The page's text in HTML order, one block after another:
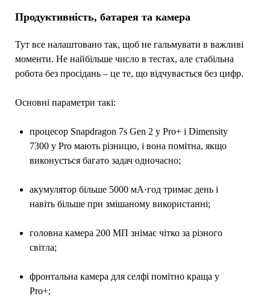
Продуктивність, батарея та камера
Тут все налаштовано так, щоб не гальмувати в важливі
моменти. Не найбільше число в тестах, але стабільна
робота без просідань – це те, що відчувається без цифр.
Основні параметри такі:
процесор Snapdragon 7s Gen 2 у Pro+ і Dimensity
7300 у Pro мають різницю, і вона помітна, якщо
виконується багато задач одночасно;
акумулятор більше 5000 мА·год тримає день і
навіть більше при змішаному використанні;
головна камера 200 МП знімає чітко за різного
світла;
фронтальна камера для селфі помітно краща у
Pro+;